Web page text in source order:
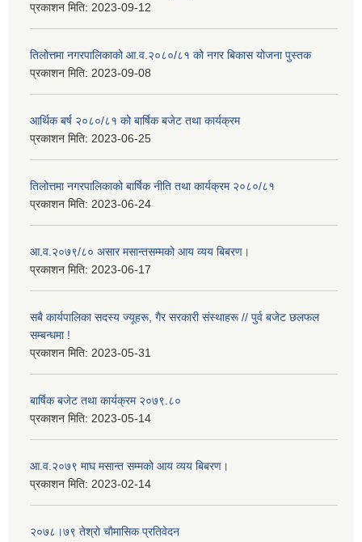
प्रकाशन मिति: 2023-09-12
तिलोत्तमा नगरपालिकाको आ.व.२०८०/८१ को नगर बिकास योजना पुस्तक
प्रकाशन मिति: 2023-09-08
आर्थिक बर्ष २०८०/८१ को बार्षिक बजेट तथा कार्यक्रम
प्रकाशन मिति: 2023-06-25
तिलोत्तमा नगरपालिकाको बार्षिक नीति तथा कार्यक्रम २०८०/८१
प्रकाशन मिति: 2023-06-24
आ.व.२०७९/८० असार मसान्तसम्मको आय व्यय बिबरण।
प्रकाशन मिति: 2023-06-17
सबै कार्यपालिका सदस्य ज्यूहरू, गैर सरकारी संस्थाहरू // पुर्व बजेट छलफल
सम्बन्धमा !
प्रकाशन मिति: 2023-05-31
बार्षिक बजेट तथा कार्यक्रम २०७९.८०
प्रकाशन मिति: 2023-05-14
आ.व.२०७९ माघ मसान्त सम्मको आय व्यय बिबरण।
प्रकाशन मिति: 2023-02-14
२०७८।७९ तेश्राे चाैमासिक प्रतिवेदन